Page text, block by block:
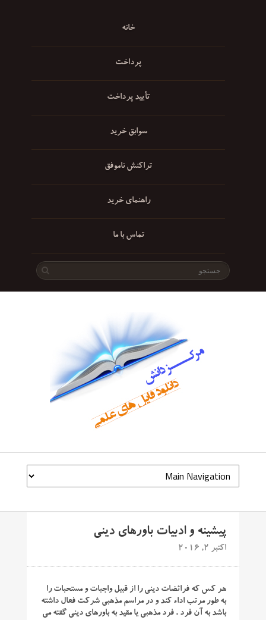
خانه
پرداخت
تأیید پرداخت
سوابق خرید
تراکنش ناموفق
راهنمای خرید
تماس با ما
پیشینه و ادبیات باورهای دینی
اکتبر 2, 2016
هر کس که فرائضات دینی را از قبیل واجبات و مستحبات را
به طور مرتب اداء کند و در مراسم مذهبی شرکت فعال داشته
باشد به آن فرد ، فرد مذهبی یا مقید به باورهای دینی گفته می